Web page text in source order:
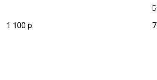
1 100 р.